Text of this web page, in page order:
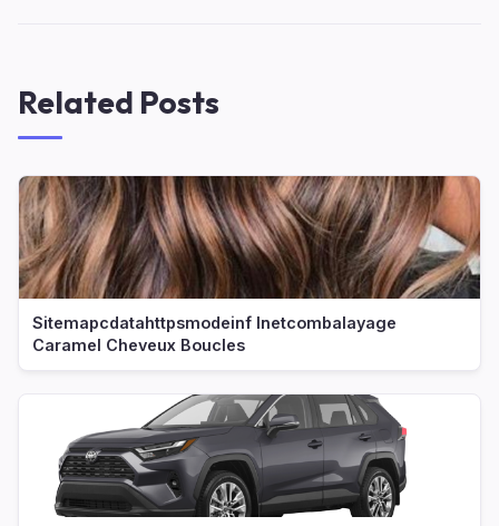
Related Posts
Sitemapcdatahttpsmodeinf Inetcombalayage
Caramel Cheveux Boucles